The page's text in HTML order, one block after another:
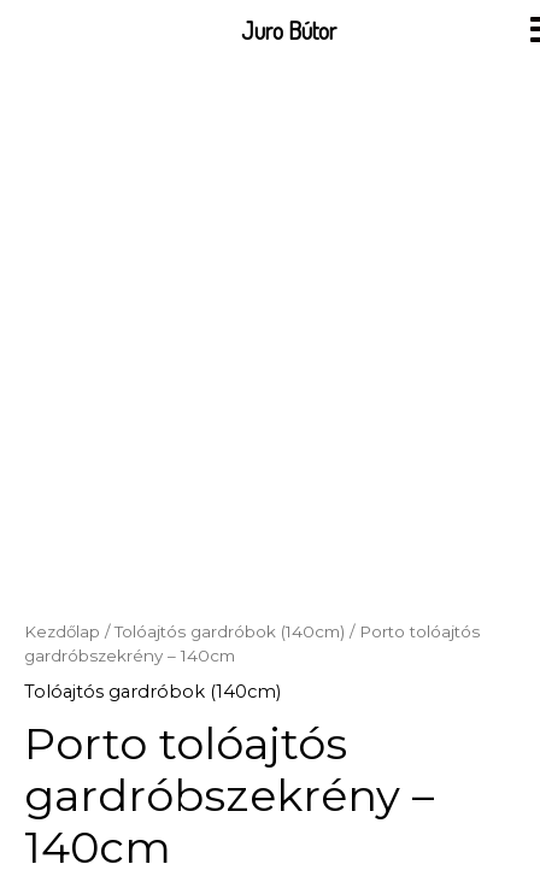
Kezdőlap /Tolóajtós gardróbok (140cm) / Porto tolóajtós
gardróbszekrény – 140cm
Tolóajtós gardróbok (140cm)
Porto tolóajtós
gardróbszekrény –
140cm
Juro Bútor